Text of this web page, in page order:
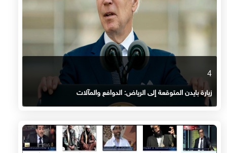
4
زيارة بايدن المتوقعة إلى الرياض: الدوافع والمآلات